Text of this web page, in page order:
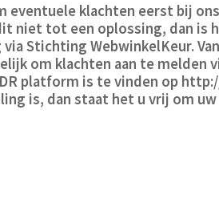
eventuele klachten eerst bij
niet tot een oplossing, dan is
Stichting WebwinkelKeur.
om klachten aan te melden
platform is te vinden op
is, dan staat het u vrij om